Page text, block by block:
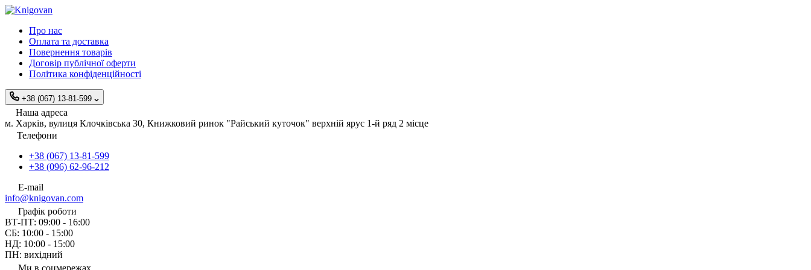
Про нас
Оплата та доставка
Повернення товарів
Договір публічної оферти
Політика конфіденційності
+38 (067) 13-81-599
Наша адреса
м. Харків, вулиця Клочківська 30, Книжковий ринок "Райський куточок" верхній ярус 1-й ряд 2 місце
Телефони
+38 (067) 13-81-599
+38 (096) 62-96-212
E-mail
info@knigovan.com
Графік роботи
ВТ-ПТ: 09:00 - 16:00
СБ: 10:00 - 15:00
НД: 10:00 - 15:00
ПН: вихідний
Ми в соцмережах